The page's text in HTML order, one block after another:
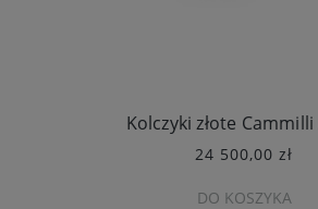
Kolczyki złote
24 500,00 zł
DO KOSZYKA